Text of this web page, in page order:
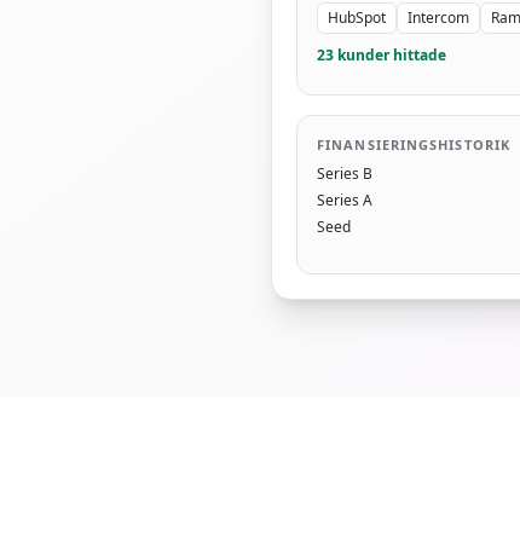
HubSpot Intercom
23 kunder hittade
FINANSIERINGSHISTORIK
Series B
Series A
Seed